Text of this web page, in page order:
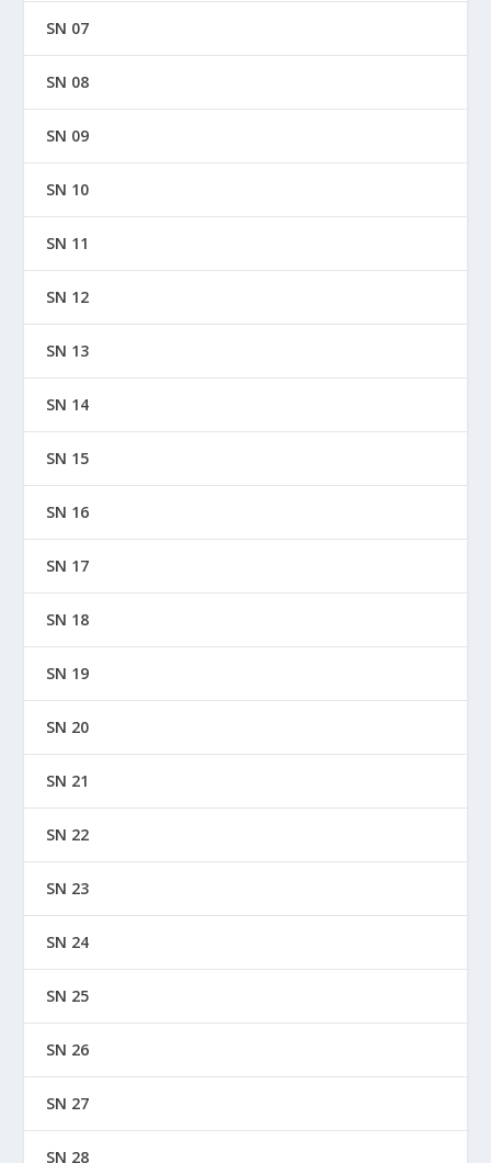
SN 07
SN 08
SN 09
SN 10
SN 11
SN 12
SN 13
SN 14
SN 15
SN 16
SN 17
SN 18
SN 19
SN 20
SN 21
SN 22
SN 23
SN 24
SN 25
SN 26
SN 27
SN 28